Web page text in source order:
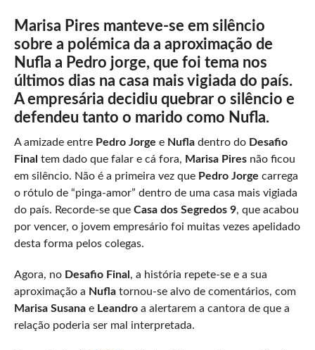
Marisa Pires manteve-se em silêncio
sobre a polémica da a aproximação de
Nufla a Pedro jorge, que foi tema nos
últimos dias na casa mais vigiada do país.
A empresária decidiu quebrar o silêncio e
defendeu tanto o marido como Nufla.
A amizade entre Pedro Jorge e Nufladentro do Desafio
Final tem dado que falar e cá fora, Marisa Piresnão ficou
em silêncio. Não é a primeira vez que Pedro Jorge carrega
o rótulo de “pinga-amor” dentro de uma casa mais vigiada
do país. Recorde-se que Casa dos Segredos 9, que acabou
por vencer, o jovem empresário foi muitas vezes apelidado
desta forma pelos colegas.
Agora, no Desafio Final , a história repete-se e a sua
aproximação a Nuflatornou-se alvo de comentários, com
Marisa Susanae Leandroa alertarem a cantora de que a
relação poderia ser mal interpretada.